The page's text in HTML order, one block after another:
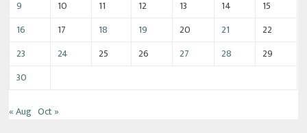
9
10 11 12 13 14
15
16
17 18 19 20 21
22
23
24 25 26 27 28
29
30
« Aug Oct »